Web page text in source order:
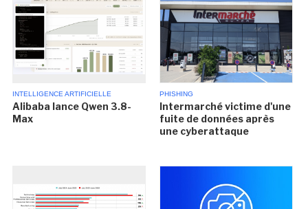
INTELLIGENCE ARTIFICIELLE
Alibaba lance Qwen 3.8-
Max
PHISHING
Intermarché victime d'une
fuite de données après
une cyberattaque